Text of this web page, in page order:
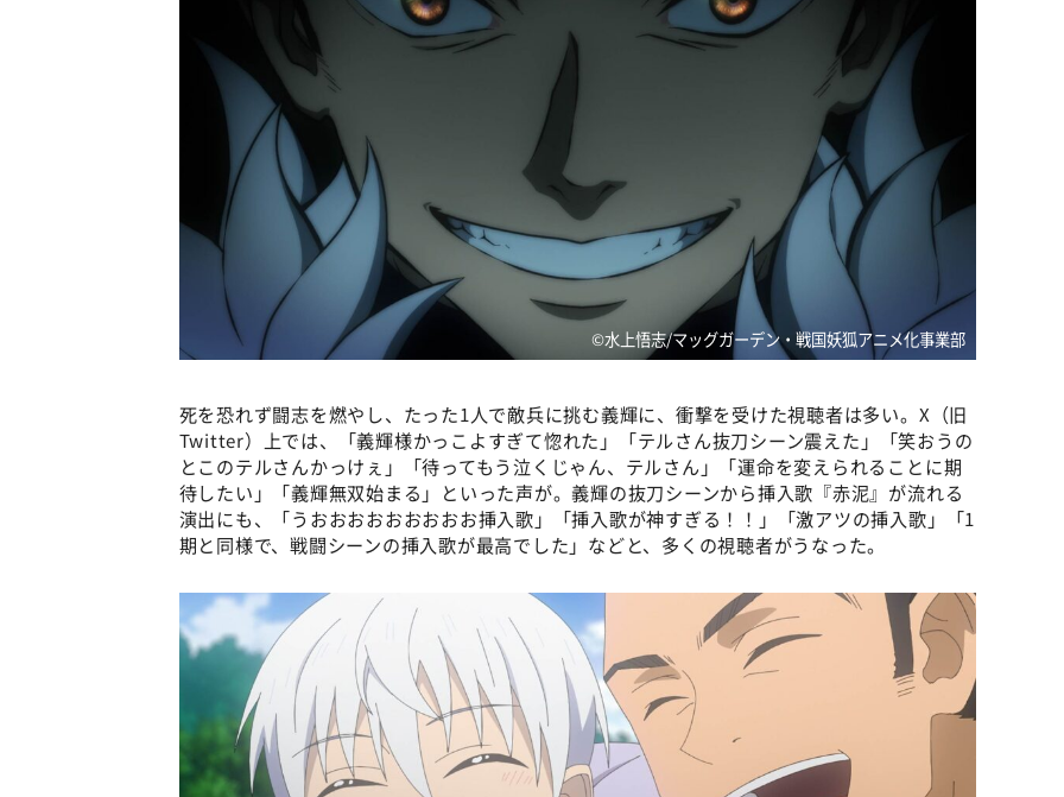
©︎水上悟志/マッグガーデン・戦国妖狐アニメ化事業部
死を恐れず闘志を燃やし、たった1人で敵兵に挑む義輝に、衝撃を受けた視聴者は多い。X（旧
Twitter）上では、「義輝様かっこよすぎて惚れた」「テルさん抜刀シーン震えた」「笑おうの
とこのテルさんかっけぇ」「待ってもう泣くじゃん、テルさん」「運命を変えられることに期
待したい」「義輝無双始まる」といった声が。義輝の抜刀シーンから挿入歌『赤泥』が流れる
演出にも、「うおおおおおおおおお挿入歌」「挿入歌が神すぎる！！」「激アツの挿入歌」「1
期と同様で、戦闘シーンの挿入歌が最高でした」などと、多くの視聴者がうなった。